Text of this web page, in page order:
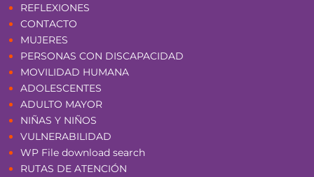
REFLEXIONES
CONTACTO
MUJERES
PERSONAS CON DISCAPACIDAD
MOVILIDAD HUMANA
ADOLESCENTES
ADULTO MAYOR
NIÑAS Y NIÑOS
VULNERABILIDAD
WP File download search
RUTAS DE ATENCIÓN